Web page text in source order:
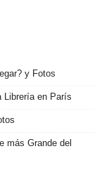
y Fotos
Librería en París
más Grande del